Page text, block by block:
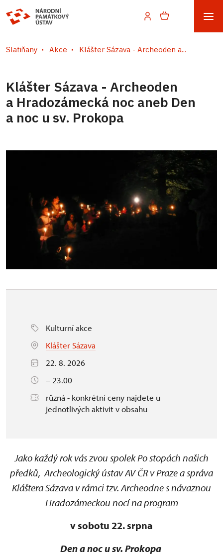
Slatiňany Akce Klášter Sázava - Archeoden a...
Klášter Sázava - Archeoden
a Hradozámecká noc aneb Den
a noc u sv. Prokopa
Kulturní akce
Klášter Sázava
22. 8. 2026
– 23.00
různá - konkrétní ceny najdete u
jednotlivých aktivit v obsahu
Jako každý rok vás zvou spolek Po stopách našich
předků, Archeologický ústav AV ČR v Praze a správa
Kláštera Sázava v rámci tzv. Archeodne s návaznou
Hradozámeckou nocí na program
v sobotu 22. srpna
Den a noc u sv. Prokopa